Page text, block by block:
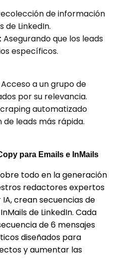
de información
de LinkedIn.
Asegurando que los leads
específicos.
Acceso a un grupo de
por su relevancia.
automatizado
de leads más rápida.
para Emails e InMails
todo en la generación
redactores expertos
, crean secuencias de
de LinkedIn. Cada
de 6 mensajes
diseñados para
y aumentar las